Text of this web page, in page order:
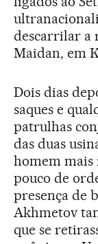
descarrilar a
Maidan, em
Dois dias
saques e
patrulhas
das duas
homem mais
pouco de
presença de
Akhmetov
que se